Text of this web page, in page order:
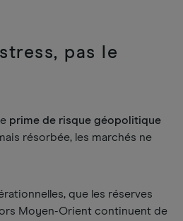
pas le
prime de risque géopolitique
résorbée, les marchés ne
que les réserves
Moyen-Orient continuent de